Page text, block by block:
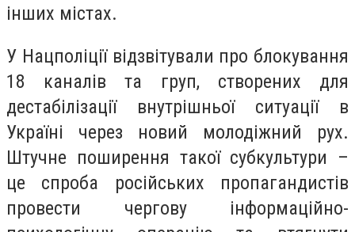
інших містах.
У Нацполіції відзвітували про блокування
18 каналів та груп, створених для
дестабілізації внутрішньої ситуації в
Україні через новий молодіжний рух.
Штучне поширення такої субкультури –
це спроба російських пропагандистів
провести чергову інформаційно-